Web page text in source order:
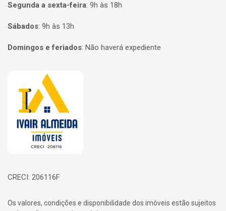
Segunda a sexta-feira: 9h às 18h
Sábados: 9h às 13h
Domingos e feriados: Não haverá expediente
Página inicial
CRECI: 206116F
Os valores, condições e disponibilidade dos imóveis estão sujeitos